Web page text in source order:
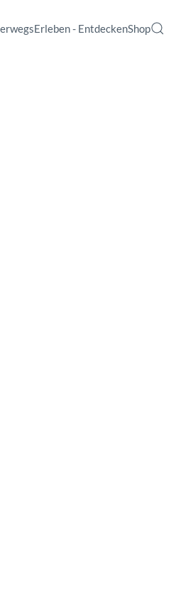
Erleben - EntdeckenShop